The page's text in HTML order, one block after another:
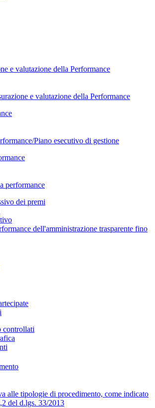
e valutazione della Performance
e valutazione della Performance
Piano esecutivo di gestione
performance
dei premi
dell'amministrazione trasparente fino
controllati
alle tipologie di procedimento, come indicato
del d.lgs. 33/2013